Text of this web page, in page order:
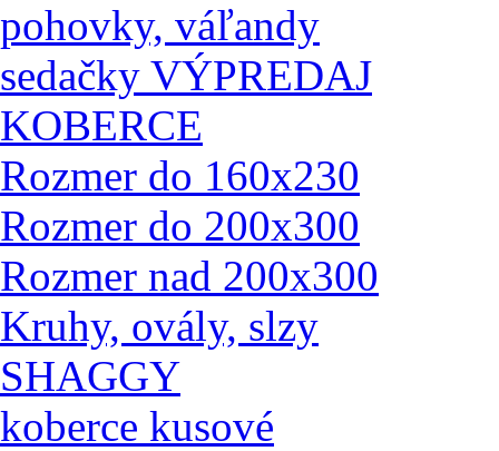
pohovky, váľandy
sedačky VÝPREDAJ
KOBERCE
Rozmer do 160x230
Rozmer do 200x300
Rozmer nad 200x300
Kruhy, ovály, slzy
SHAGGY
koberce kusové